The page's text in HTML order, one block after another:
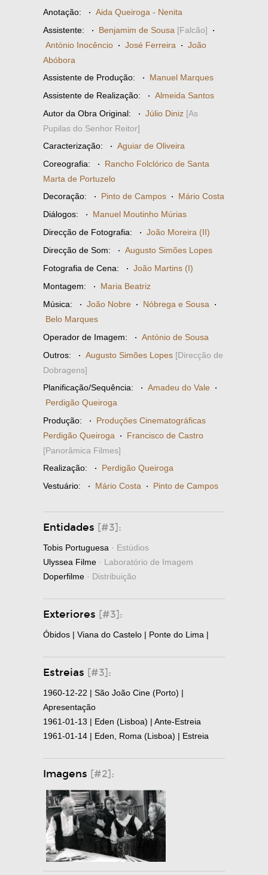
Anotação: · Aida Queiroga - Nenita
Assistente: · Benjamim de Sousa [Falcão] ·
António Inocêncio · José Ferreira · João
Abóbora
Assistente de Produção: · Manuel Marques
Assistente de Realização: · Almeida Santos
Autor da Obra Original: · Júlio Diniz [As
Pupilas do Senhor Reitor]
Caracterização: · Aguiar de Oliveira
Coreografia: · Rancho Folclórico de Santa
Marta de Portuzelo
Decoração: · Pinto de Campos · Mário Costa
Diálogos: · Manuel Moutinho Múrias
Direcção de Fotografia: · João Moreira (II)
Direcção de Som: · Augusto Simões Lopes
Fotografia de Cena: · João Martins (I)
Montagem: · Maria Beatriz
Música: · João Nobre · Nóbrega e Sousa ·
Belo Marques
Operador de Imagem: · António de Sousa
Outros: · Augusto Simões Lopes [Direcção de
Dobragens]
Planificação/Sequência: · Amadeu do Vale ·
Perdigão Queiroga
Produção: · Produções Cinematográficas
Perdigão Queiroga · Francisco de Castro
[Panorâmica Filmes]
Realização: · Perdigão Queiroga
Vestuário: · Mário Costa · Pinto de Campos
Entidades [#3]:
Tobis Portuguesa · Estúdios
Ulyssea Filme · Laboratório de Imagem
Doperfilme · Distribuição
Exteriores [#3]:
Óbidos | Viana do Castelo | Ponte do Lima |
Estreias [#3]:
1960-12-22 | São João Cine (Porto) |
Apresentação
1961-01-13 | Eden (Lisboa) | Ante-Estreia
1961-01-14 | Eden, Roma (Lisboa) | Estreia
Imagens [#2]: